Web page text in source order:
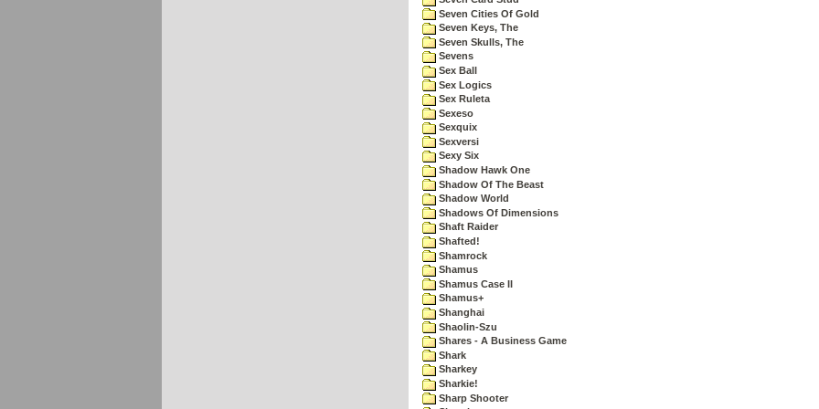
Seven Cities Of Gold
Seven Keys, The
Seven Skulls, The
Sevens
Sex Ball
Sex Logics
Sex Ruleta
Sexeso
Sexquix
Sexversi
Sexy Six
Shadow Hawk One
Shadow Of The Beast
Shadow World
Shadows Of Dimensions
Shaft Raider
Shafted!
Shamrock
Shamus
Shamus Case II
Shamus+
Shanghai
Shaolin-Szu
Shares - A Business Game
Shark
Sharkey
Sharkie!
Sharp Shooter